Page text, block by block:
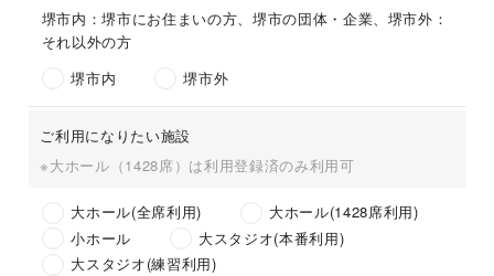
堺市内：堺市にお住まいの方、堺市の団体・企業、堺市外：
それ以外の方
堺市内
堺市外
ご利用になりたい施設
※大ホール（1428席）は利用登録済のみ利用可
大ホール(全席利用)
大ホール(1428席利用)
小ホール
大スタジオ(本番利用)
大スタジオ(練習利用)